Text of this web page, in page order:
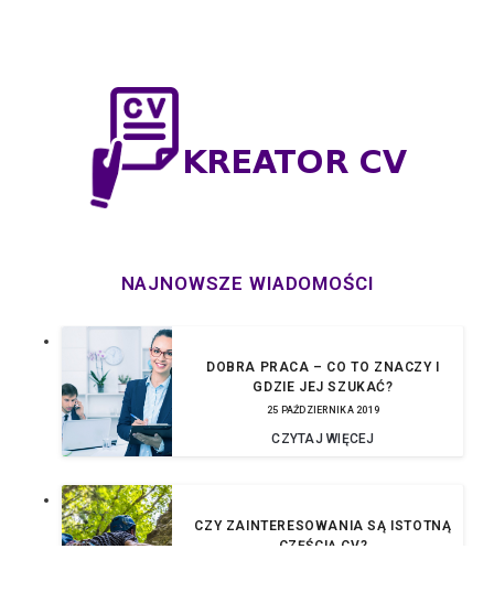
NAJNOWSZE WIADOMOŚCI
DOBRA PRACA – CO TO ZNACZY I
GDZIE JEJ SZUKAĆ?
25 PAŹDZIERNIKA 2019
CZYTAJ WIĘCEJ
CZY ZAINTERESOWANIA SĄ ISTOTNĄ
CZĘŚCIĄ CV?